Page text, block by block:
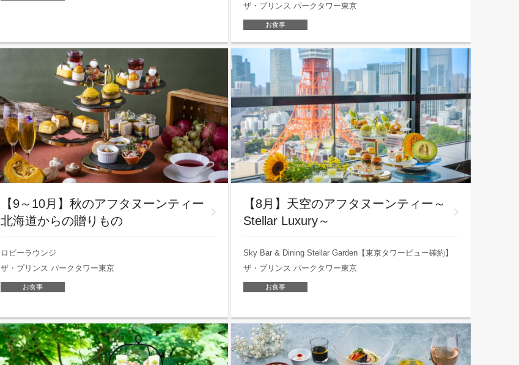
ザ・プリンス パークタワー東京
お食事
【9～10月】秋のアフタヌーンティー
北海道からの贈りもの
ロビーラウンジ
ザ・プリンス パークタワー東京
お食事
【8月】天空のアフタヌーンティー～
Stellar Luxury～
Sky Bar & Dining Stellar Garden【東京タワービュー確約】
ザ・プリンス パークタワー東京
お食事